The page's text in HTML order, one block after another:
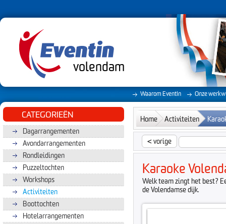
volendam
Waarom EventIn Onze
CATEGORIEËN
Dagarrangementen
Avondarrangementen
Rondleidingen
Puzzeltochten
Workshops
Activiteiten
Boottochten
Hotelarrangementen
Home Activiteiten
<vorige
Karaoke
Welk team zingt het best?
de Volendamse dijk.